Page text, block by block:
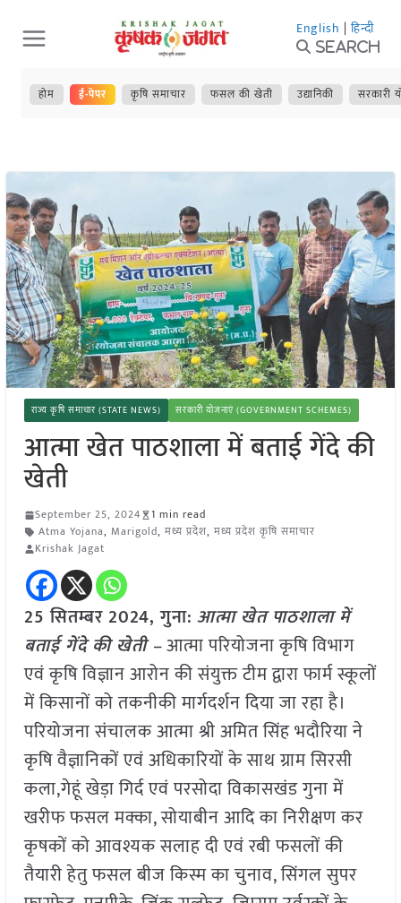
Skip
to
content
English | हिन्दी
Search
होम ई-पेपर कृषि समाचार फसल की खेती उद्यानिकी सरकारी
राज्य कृषि समाचार (STATE NEWS) सरकारी योजनाएं (GOVERNMENT SCHEMES)
आत्मा खेत पाठशाला में बताई गेंदे की
खेती
September 25, 2024
1 min read
Atma Yojana, Marigold, मध्य प्रदेश, मध्य प्रदेश कृषि समाचार
Krishak Jagat
25 सितम्बर 2024, गुना: आत्मा खेत पाठशाला में
बताई गेंदे की खेती –आत्मा परियोजना कृषि विभाग
एवं कृषि विज्ञान आरोन की संयुक्त टीम द्वारा फार्म स्कूलों
में किसानों को तकनीकी मार्गदर्शन दिया जा रहा है।
परियोजना संचालक आत्मा श्री अमित सिंह भदौरिया ने
कृषि वैज्ञानिकों एवं अधिकारियों के साथ ग्राम सिरसी
कला,गेहूं खेड़ा गिर्द एवं परसोदा विकासखंड गुना में
खरीफ फसल मक्का, सोयाबीन आदि का निरीक्षण कर
कृषकों को आवश्यक सलाह दी एवं रबी फसलों की
तैयारी हेतु फसल बीज किस्म का चुनाव, सिंगल सुपर